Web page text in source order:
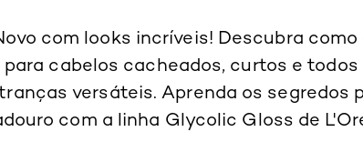
com looks incríveis! Descubra
cabelos cacheados, curtos e todos
versáteis. Aprenda os segredos
com a linha Glycolic Gloss de